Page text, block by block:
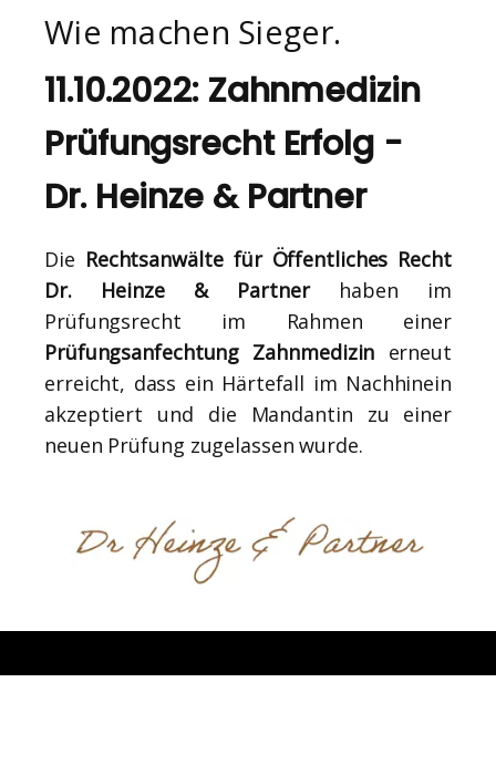
Wie machen Sieger.
11.10.2022: Zahnmedizin
Prüfungsrecht Erfolg -
Dr. Heinze & Partner
Die Rechtsanwälte für Öffentliches Recht
Dr. Heinze & Partnerhaben im
Prüfungsrecht im Rahmen einer
Prüfungsanfechtung Zahnmedizin erneut
erreicht, dass ein Härtefall im Nachhinein
akzeptiert und die Mandantin zu einer
neuen Prüfung zugelassen wurde.